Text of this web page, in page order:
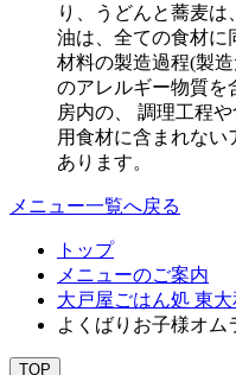
り、うどんと蕎麦
油は、全ての食材に
材料の製造過程(製
のアレルギー物質を
房内の、 調理工程
用食材に含まれな
あります。
メニュー一覧へ戻る
トップ
メニューのご案内
大戸屋ごはん処 東
よくばりお子様オム
TOP